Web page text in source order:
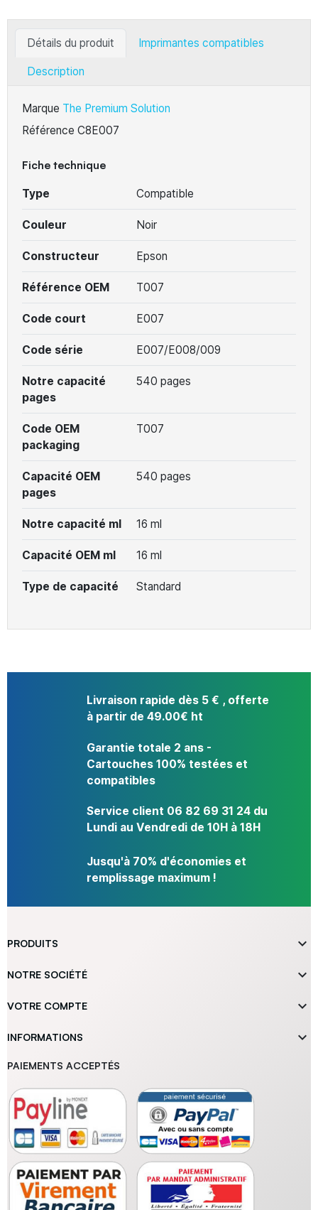
Détails du produit Imprimantes compatibles
Description
Marque The Premium Solution
Référence C8E007
Fiche technique
Type Compatible
Couleur Noir
Constructeur Epson
Référence OEM T007
Code court E007
Code série E007/E008/009
Notre capacité
pages
540 pages
Code OEM
packaging
T007
Capacité OEM
pages
540 pages
Notre capacité ml 16 ml
Capacité OEM ml 16 ml
Type de capacité Standard
Livraison rapide dès 5 € , offerte
à partir de 49.00€ ht
Garantie totale 2 ans -
Cartouches 100% testées et
compatibles
Service client 06 82 69 31 24 du
Lundi au Vendredi de 10H à 18H
Jusqu'à 70% d'économies et
remplissage maximum !
PRODUITS 
NOTRE SOCIÉTÉ 
VOTRE COMPTE 
INFORMATIONS 
PAIEMENTS ACCEPTÉS